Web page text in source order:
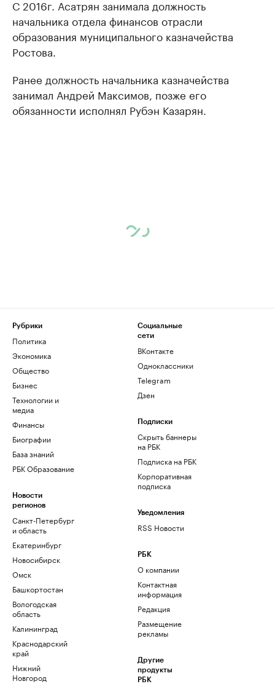
С 2016г. Асатрян занимала должность
начальника отдела финансов отрасли
образования муниципального казначейства
Ростова.
Ранее должность начальника казначейства
занимал Андрей Максимов, позже его
обязанности исполнял Рубэн Казарян.
Рубрики
Политика
Экономика
Общество
Бизнес
Технологии и
медиа
Финансы
Биографии
База знаний
РБК Образование
Новости
регионов
Санкт-Петербург
и область
Екатеринбург
Новосибирск
Омск
Башкортостан
Вологодская
область
Калининград
Краснодарский
край
Нижний
Новгород
Социальные
сети
ВКонтакте
Одноклассники
Telegram
Дзен
Подписки
Скрыть баннеры
на РБК
Подписка на РБК
Корпоративная
подписка
Уведомления
RSS Новости
РБК
О компании
Контактная
информация
Редакция
Размещение
рекламы
Другие
продукты
РБК